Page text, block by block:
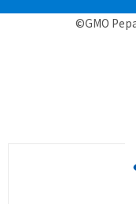
©GMO